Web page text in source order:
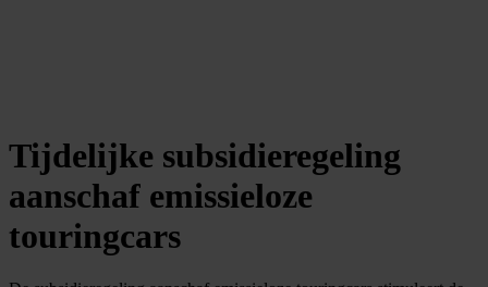
Tijdelijke subsidieregeling
aanschaf emissieloze
touringcars